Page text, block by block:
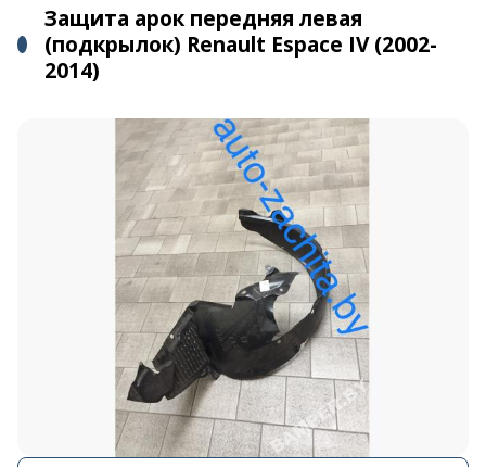
Защита арок передняя левая
(подкрылок) Renault Espace IV (2002-
2014)